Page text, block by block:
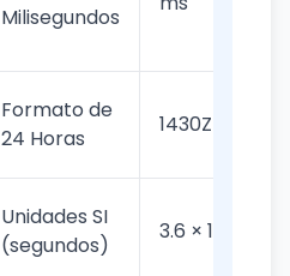
Milisegundos
Formato de
24 Horas
1430Z
Unidades SI
(segundos)
3.6 × 10³ s